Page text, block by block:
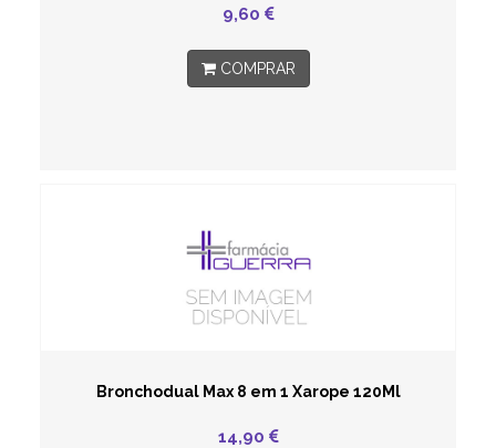
9,60
COMPRAR
Bronchodual Max 8 em 1 Xarope 120Ml
14,90